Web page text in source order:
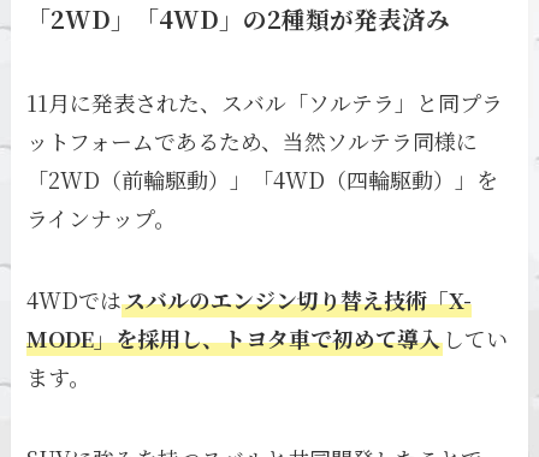
「2WD」「4WD」の2種類が発表済み
11月に発表された、スバル「ソルテラ」と同プラ
ットフォームであるため、当然ソルテラ同様に
「2WD（前輪駆動）」「4WD（四輪駆動）」を
ラインナップ。
4WDではスバルのエンジン切り替え技術「X-
MODE」を採用し、トヨタ車で初めて導入 してい
ます。